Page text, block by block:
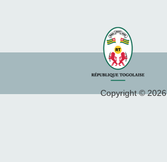
Copyright © 2026